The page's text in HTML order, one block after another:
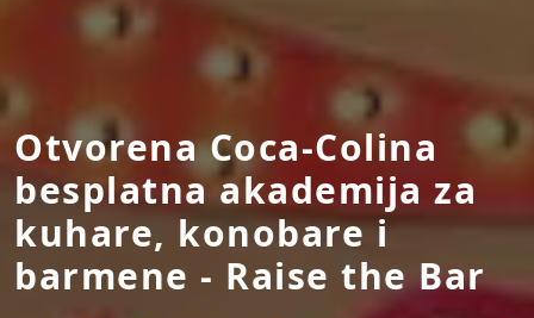
Otvorena Coca-Colina
besplatna akademija za
kuhare, konobare i
barmene - Raise the Bar